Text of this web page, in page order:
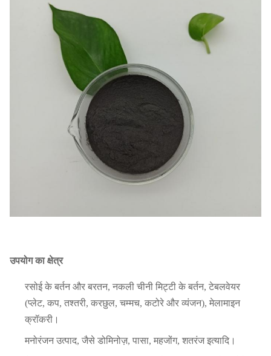
उपयोग का क्षेत्र
रसोई के बर्तन और बरतन, नकली चीनी मिट्टी के बर्तन, टेबलवेयर
(प्लेट, कप, तश्तरी, करछुल, चम्मच, कटोरे और व्यंजन), मेलामाइन
क्रॉकरी।
मनोरंजन उत्पाद, जैसे डोमिनोज़, पासा, महजोंग, शतरंज इत्यादि।